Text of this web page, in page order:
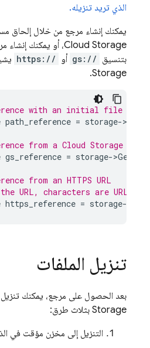
الذي تريد تنزيله.
يمكنك إنشاء مرجع من خلال إلحاق
Cloud Storage
بتنسيق gs:// أو https://
Storage
.
with an initial file path
path_reference = storage->
from a Cloud Storage
gs_reference = storage->
from an HTTPS URL
URL, characters are URL
https_reference = storage->
تنزيل الملفات
بعد الحصول على مرجع، يمكنك تنزيل
Storage بثلاث طرق:
التنزيل إلى مخزن مؤقت في